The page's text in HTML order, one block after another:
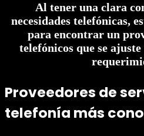
Al tener una clara
necesidades telefónicas,
para encontrar un
telefónicos que se
Proveedores de
telefonía más